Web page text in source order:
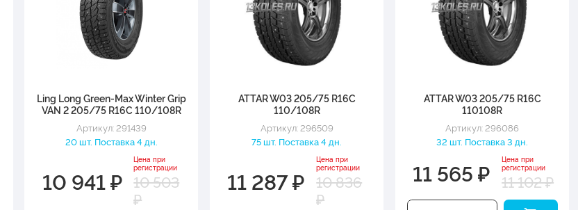
Ling Long Green-Max Winter Grip
VAN 2 205/75 R16C 110/108R
Артикул: 291439
20 шт. Поставка 4 дн.
10 941 ₽
Цена при
регистрации
10 503
₽
ATTAR W03 205/75 R16C
110/108R
Артикул: 296509
75 шт. Поставка 4 дн.
11 287 ₽
Цена при
регистрации
10 836
₽
ATTAR W03 205/75 R16C
110108R
Артикул: 296086
32 шт. Поставка 3 дн.
11 565 ₽
Цена при
регистрации
11 102 ₽